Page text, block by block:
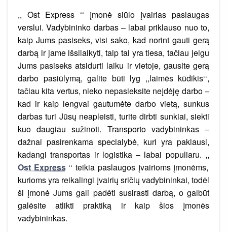
,, Ost Express ‘‘ įmonė siūlo įvairias paslaugas
verslui. Vadybininko darbas – labai priklauso nuo to,
kaip Jums pasiseks, visi sako, kad norint gauti gerą
darbą ir jame išsilaikyti, taip tai yra tiesa, tačiau jeigu
Jums pasiseks atsidurti laiku ir vietoje, gausite gerą
darbo pasiūlymą, galite būti lyg ,,laimės kūdikis‘‘,
tačiau kita vertus, nieko nepasieksite neįdėję darbo –
kad ir kaip lengvai gautumėte darbo vietą, sunkus
darbas turi Jūsų neapleisti, turite dirbti sunkiai, siekti
kuo daugiau sužinoti. Transporto vadybininkas –
dažnai pasirenkama specialybė, kuri yra paklausi,
kadangi transportas ir logistika – labai populiaru. ,,
Ost Express‘‘ teikia paslaugos įvairioms įmonėms,
kurioms yra reikalingi įvairių sričių vadybininkai, todėl
ši įmonė Jums gali padėti susirasti darbą, o galbūt
galėsite atlikti praktiką ir kaip šios įmonės
vadybininkas.